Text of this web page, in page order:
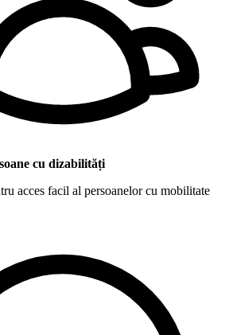
cu dizabilități
acces facil al persoanelor cu mobilitate